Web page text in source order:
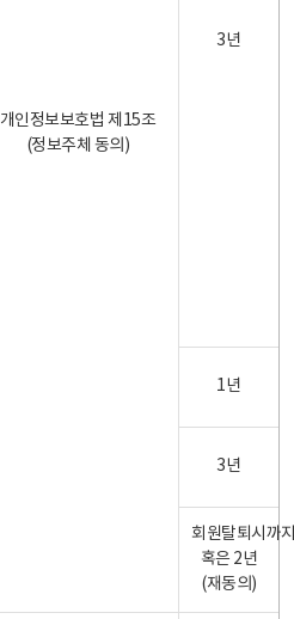
개인정보보호법 제15조
(정보주체 동의)
3년
1년
3년
회원탈퇴시까
혹은 2년
(재동의)